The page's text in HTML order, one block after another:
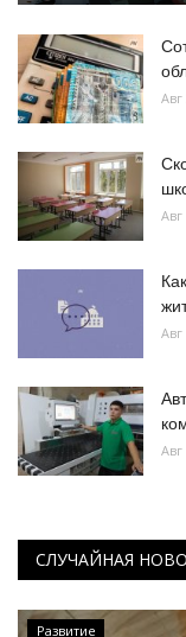
Авг
Авг
Авг
Авг
СЛУЧАЙНАЯ
Культура